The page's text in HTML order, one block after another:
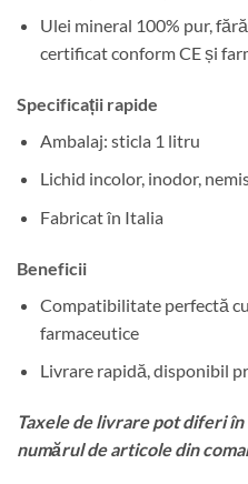
Ulei mineral 100% pur,
certificat conform CE și
Specificații rapide
Ambalaj: sticla 1 litru
Lichid incolor, inodor,
Fabricat în Italia
Beneficii
Compatibilitate perfectă
farmaceutice
Livrare rapidă, disponibil
Taxele de livrare pot diferi
numărul de articole din